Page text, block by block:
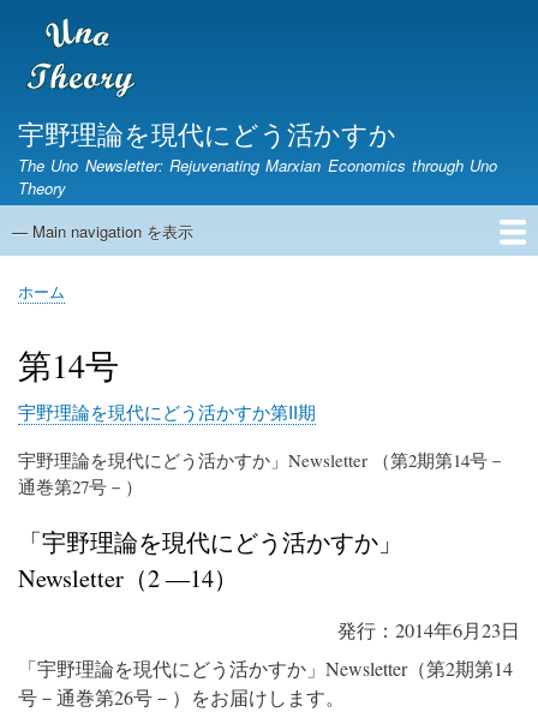
ン
テ
ン
移
宇野理論を現代にどう活かすか
The Uno Newsletter: Rejuvenating Marxian Economics through Uno
Theory
Main
— Main navigation を表示
ホーム
ニュースレター
宇野弘蔵没後30年研究集会
第1期ニュースレター
English Page
パ
く
ず
ホーム
第14号
宇野理論を現代にどう活かすか第II期
宇野理論を現代にどう活かすか」Newsletter （第2期第14号－
通巻第27号－）
「宇野理論を現代にどう活かすか」
Newsletter（2 ―14）
発行：2014年6月23日
「宇野理論を現代にどう活かすか」Newsletter（第2期第14
号－通巻第26号－）をお届けします。